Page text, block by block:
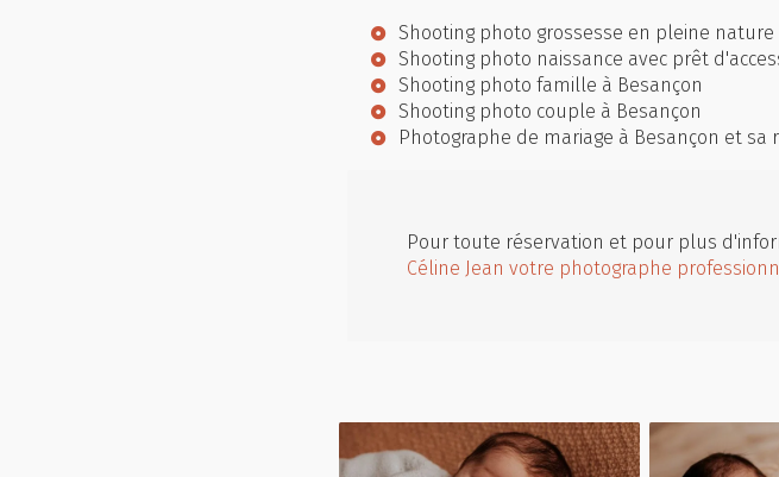
Shooting photo grossesse en pleine nature
Shooting photo naissance avec prêt
Shooting photo famille à Besançon
Shooting photo couple à Besançon
Photographe de mariage à Besançon et sa
Pour toute réservation et pour plus
Céline Jean votre photographe